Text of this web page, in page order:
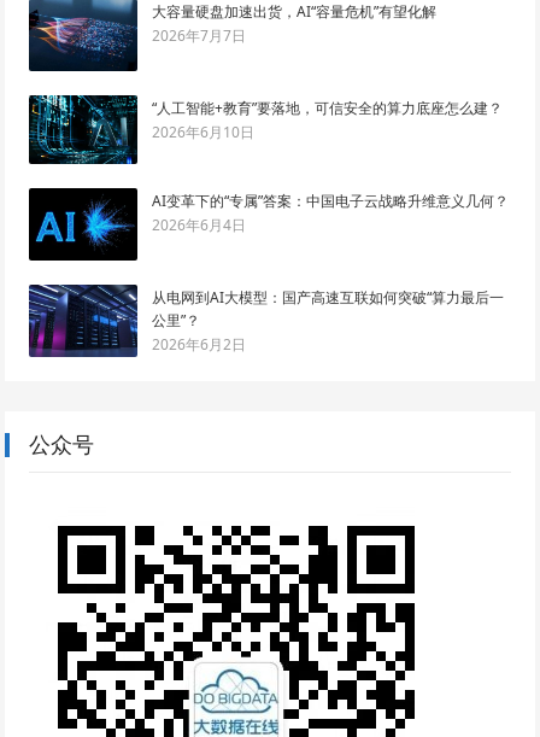
大容量硬盘加速出货，AI“容量危机”有望化解
2026年7月7日
“人工智能+教育”要落地，可信安全的算力底座怎么建？
2026年6月10日
AI变革下的“专属”答案：中国电子云战略升维意义几何？
2026年6月4日
从电网到AI大模型：国产高速互联如何突破“算力最后一
公里”？
2026年6月2日
公众号